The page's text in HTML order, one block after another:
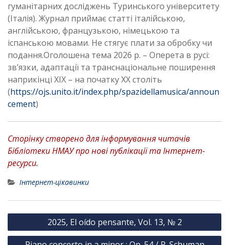
гуманітарних досліджень Туринського університету
(Італія). Журнал приймає статті італійською,
англійською, французькою, німецькою та
іспанською мовами. Не стягує плати за обробку чи
подання.Оголошена тема 2026 р. – Оперета в русі:
зв’язки, адаптації та транснаціональне поширення
наприкінці ХІХ – на початку ХХ століть
(https://ojs.unito.it/index.php/spazidellamusica/announ
cement)
Сторінку створено для інформування читачів
Бібліотеки НМАУ про нові публікації та Інтернет-
ресурси.
Інтернет-цікавинки
Н
а
2025, El oído pensante, Vol. 13, № 2